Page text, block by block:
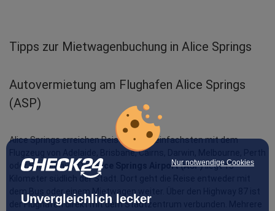
Nur notwendige Cookies
Unvergleichlich lecker
Tipps zur Mietwagenbuchung in Alice Springs
Autovermietung am Flughafen Alice Springs
(ASP)
Alice Springs erreichen Reisende am einfachsten mit dem
Flugzeug von Adelaide, Brisbane, Cairns, Darwin, Melbourne, Perth
oder Sydney aus. Der Alice Springs Airport (ASP) liegt 13
Kilometer südlich der Stadt. Dort geht die Reise entweder mit
der Flughafen direkt mit dem Stadtzentrum verbunden. Mehrere